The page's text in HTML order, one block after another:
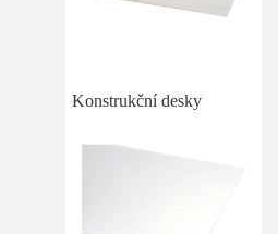
Konstrukční desky